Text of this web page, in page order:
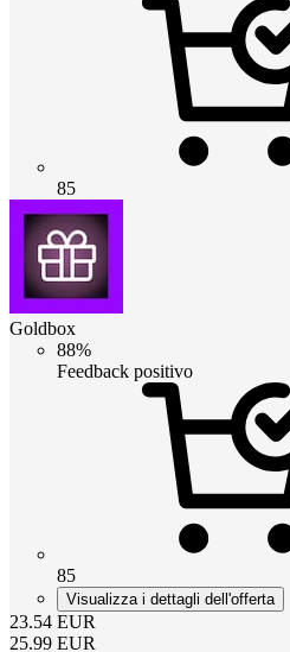
85
Goldbox
88%
Feedback positivo
85
Visualizza i dettagli dell'offerta
23.54 EUR
25.99 EUR